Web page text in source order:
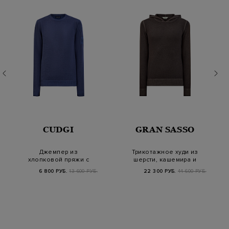
CUDGI
Джемпер из
хлопковой пряжи с
6 800 РУБ. 13 600 РУБ.
GRAN SASSO
Трикотажное худи из
шерсти, кашемира и
22 300 РУБ. 44 600 РУБ.